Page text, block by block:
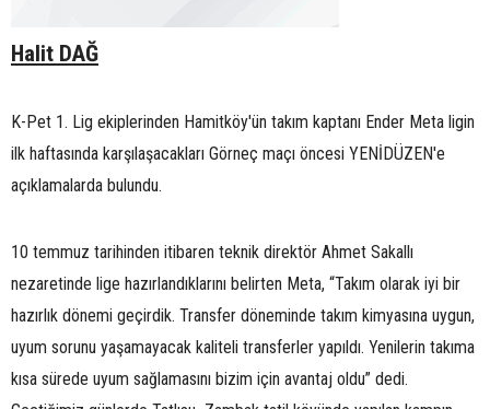
Halit DAĞ
K-Pet 1. Lig ekiplerinden Hamitköy'ün takım kaptanı Ender Meta ligin
ilk haftasında karşılaşacakları Görneç maçı öncesi YENİDÜZEN'e
açıklamalarda bulundu.
10 temmuz tarihinden itibaren teknik direktör Ahmet Sakallı
nezaretinde lige hazırlandıklarını belirten Meta, “Takım olarak iyi bir
hazırlık dönemi geçirdik. Transfer döneminde takım kimyasına uygun,
uyum sorunu yaşamayacak kaliteli transferler yapıldı. Yenilerin takıma
kısa sürede uyum sağlamasını bizim için avantaj oldu” dedi.